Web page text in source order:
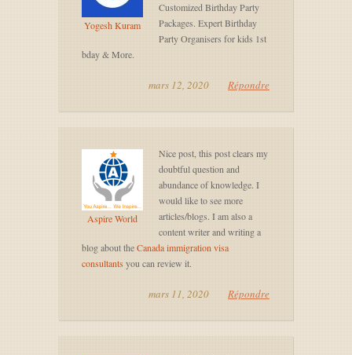
Yogesh Kuram
Customized Birthday Party
Packages. Expert Birthday
Party Organisers for kids 1st
bday & More.
mars 12, 2020 Répondre
Aspire World
Nice post, this post clears my
doubtful question and
abundance of knowledge. I
would like to see more
articles/blogs. I am also a
content writer and writing a
blog about theCanada immigration visa
consultants you can review it.
mars 11, 2020 Répondre